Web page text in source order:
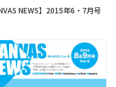
NEWS】2015年6・7月号